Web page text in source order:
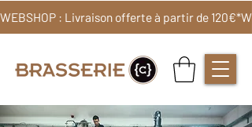
WEBSHOP : Livraison offerte à partir de 120€*